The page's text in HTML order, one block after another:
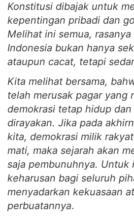
Konstitusi dibajak untuk
kepentingan pribadi dan
Melihat ini semua,
Indonesia bukan hanya
ataupun cacat, tetapi
Kita melihat bersama,
telah merusak pagar yang
demokrasi tetap hidup
dirayakan. Jika pada
kita, demokrasi milik
mati, maka sejarah akan
saja pembunuhnya. Untuk
keharusan bagi seluruh
menyadarkan kekuasaan
perbuatannya.